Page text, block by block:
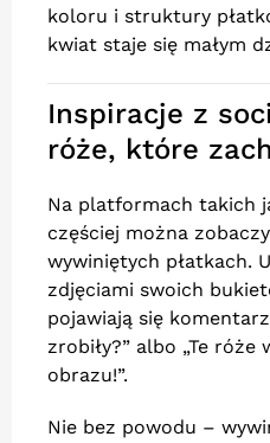
koloru i struktury
kwiat staje się małym
Inspiracje z
róże, które
Na platformach takich
częściej można
wywiniętych płatkach.
zdjęciami swoich
pojawiają się
zrobiły?” albo „Te róże
obrazu!”.
Nie bez powodu –